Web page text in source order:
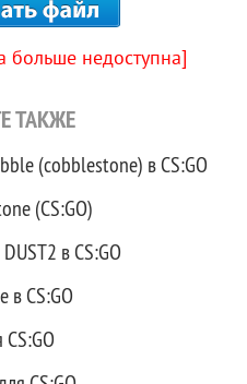
больше недоступна]
ТАКЖЕ
(cobblestone) в CS:GO
(CS:GO)
в CS:GO
в CS:GO